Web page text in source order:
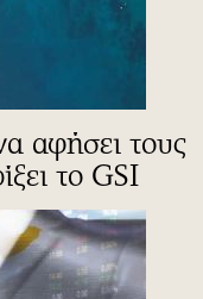
αφήσει τους
το GSI